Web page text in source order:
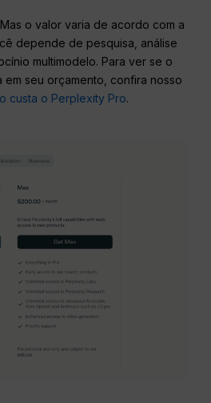
Mas o valor varia de acordo com a
depende de pesquisa, análise
multimodelo. Para ver se o
em seu orçamento, confira nosso
custa o Perplexity Pro.